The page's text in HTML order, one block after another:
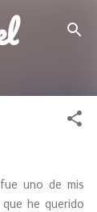
uno de mis
he querido